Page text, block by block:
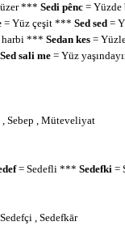
*** Sedi pênc= Yüzde
= Yüz çeşit *** Sed sed=
harbi *** Sedan kes=
Sed sali me= Yüz
Sebep , Müteveliyat
= Sedefli *** Sedefki=
, Sedefkār